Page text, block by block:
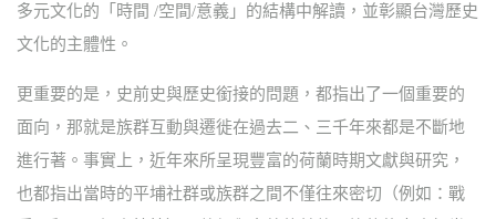
多元文化的「時間 /空間/意義」的結構中解讀，並彰顯台灣歷史
文化的主體性。
更重要的是，史前史與歷史銜接的問題，都指出了一個重要的
面向，那就是族群互動與遷徙在過去二、三千年來都是不斷地
進行著。事實上，近年來所呈現豐富的荷蘭時期文獻與研究，
也都指出當時的平埔社群或族群之間不僅往來密切（例如：戰